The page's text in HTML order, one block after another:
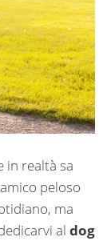
in realtà sa
peloso
ma
al dog